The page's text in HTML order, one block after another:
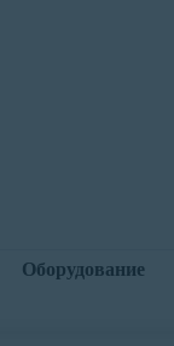
Оборудование